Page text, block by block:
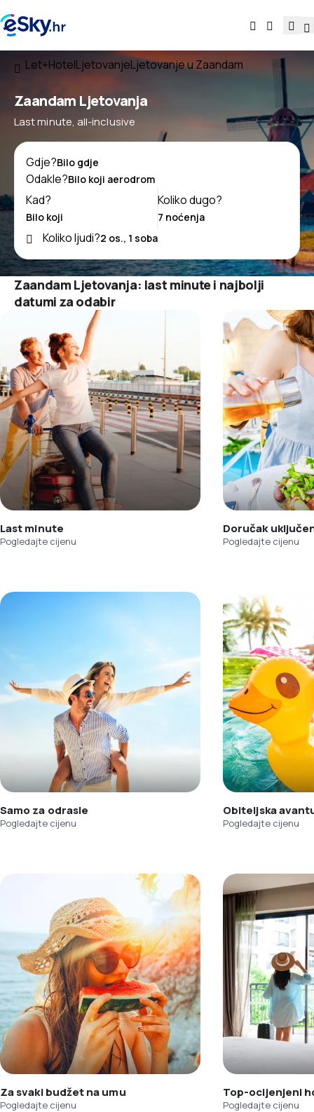
Let+HotelLjetovanjeLjetovanje u Zaandam
Zaandam Ljetovanja
Last minute, all-inclusive
Gdje?
Odakle?
Kad?
Koliko dugo?
Koliko ljudi?
Zaandam Ljetovanja: last minute i najbolji
datumi za odabir
Last minute
Pogledajte cijenu
Doručak
Pogledajte cijenu
Samo za odrasle
Pogledajte cijenu
Obiteljska
Pogledajte cijenu
Za svaki budžet na umu
Pogledajte cijenu
Top-ocijenjeni
Pogledajte cijenu